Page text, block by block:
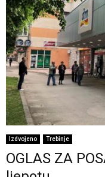
Izdvojeno Trebinje
OGLAS ZA